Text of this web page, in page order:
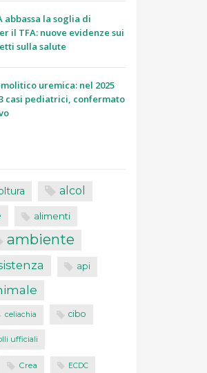
abbassa la soglia di
il TFA: nuove evidenze sui
sulla salute
uremica: nel 2025
casi pediatrici, confermato
alcol
alimenti
ambiente
api
celiachia cibo
ufficiali
Crea ECDC